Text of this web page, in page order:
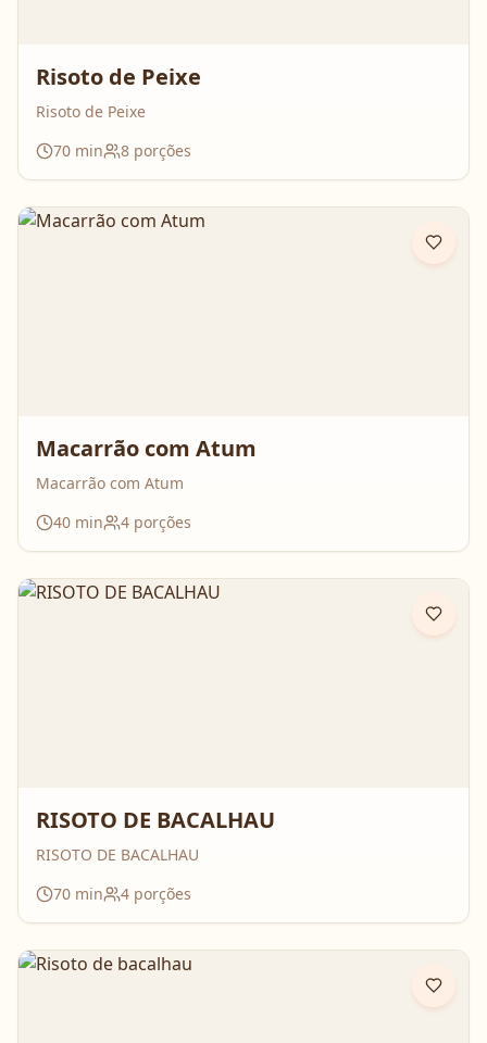
Risoto de Peixe
Risoto de Peixe
70 min 8 porções
Macarrão com Atum
Macarrão com Atum
40 min 4 porções
RISOTO DE BACALHAU
RISOTO DE BACALHAU
70 min 4 porções